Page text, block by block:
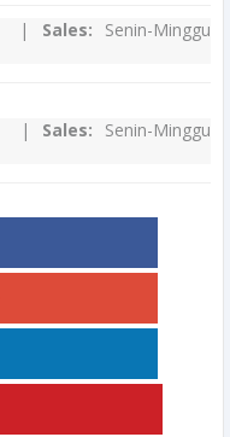
| Sales: Senin-Minggu
| Sales: Senin-Minggu